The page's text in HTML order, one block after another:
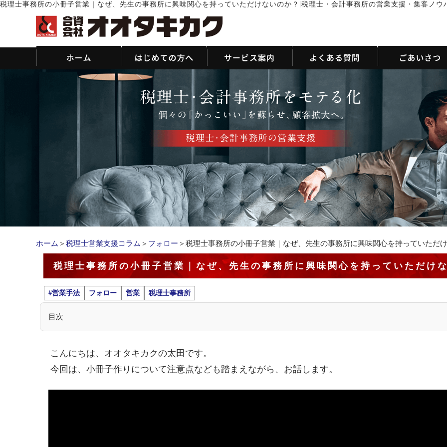
税理士事務所の小冊子営業｜なぜ、先生の事務所に興味関心を持っていただけないのか？ 税理士・会計事務所の営業支援・集客ノ
ホーム ＞ 税理士営業支援コラム ＞ フォロー ＞税理士事務所の小冊子営業｜なぜ、先生の事務所に興味関心を持っていただ
税理士事務所の小冊子営業｜なぜ、先生の事務所に興味関心を持っていただけ
#営業手法 フォロー 営業 税理士事務所
目次
こんにちは、オオタキカクの太田です。
今回は、小冊子作りについて注意点なども踏まえながら、お話します。